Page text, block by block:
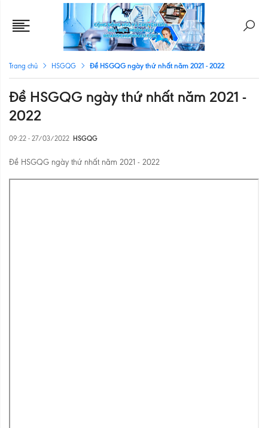
Trang chủ HSGQG Đề HSGQG ngày thứ nhất năm 2021 - 2022
Đề HSGQG ngày thứ nhất năm 2021 -
2022
09:22 - 27/03/2022 HSGQG
Đề HSGQG ngày thứ nhất năm 2021 - 2022